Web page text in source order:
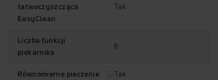
łatwoczyszcząca
EasyClean
Tak
Liczba funkcji
piekarnika
6
Równomierne pieczenie Tak